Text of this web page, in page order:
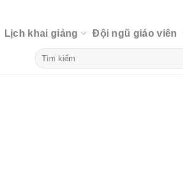
Lịch khai giảng Đội ngũ giáo viên